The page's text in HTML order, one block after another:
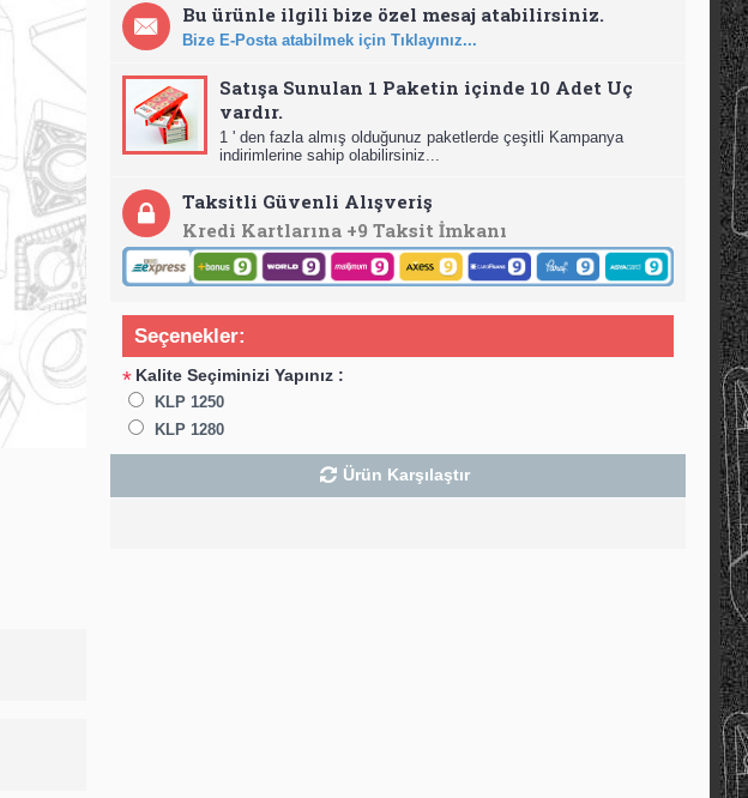
Bu ürünle ilgili bize özel mesaj atabilirsiniz.
Bize E-Posta atabilmek için Tıklayınız...
Satışa Sunulan 1 Paketin içinde 10 Adet Uç
vardır.
1 ' den fazla almış olduğunuz paketlerde çeşitli Kampanya
indirimlerine sahip olabilirsiniz...
Taksitli Güvenli Alışveriş
Kredi Kartlarına +9 Taksit İmkanı
Seçenekler:
* Kalite Seçiminizi Yapınız :
KLP 1250
KLP 1280
Ürün Karşılaştır